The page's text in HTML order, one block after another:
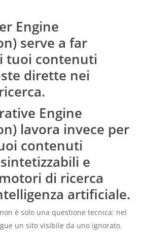
Engine
serve a far
tuoi contenuti
dirette nei
Engine
lavora invece per
contenuti
e
di ricerca
artificiale.
è solo una questione tecnica: nel
un sito visibile da uno ignorato.